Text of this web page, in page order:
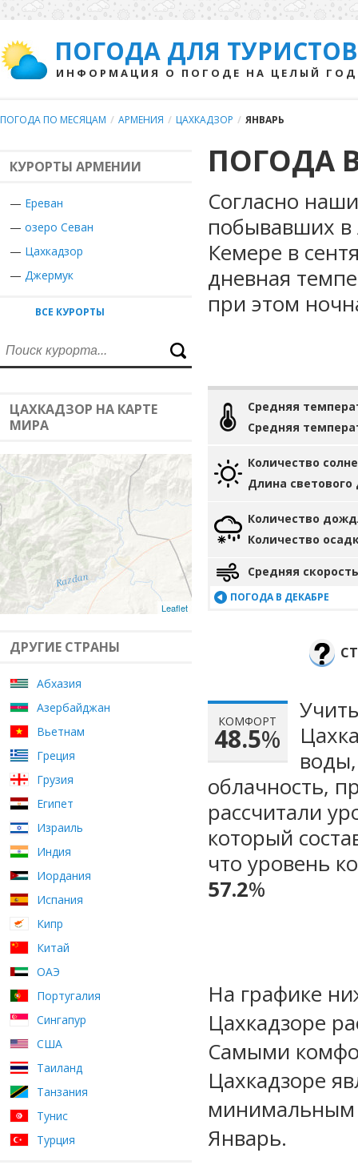
ПОГОДА ДЛЯ ТУРИСТОВ
ИНФОРМАЦИЯ О ПОГОДЕ НА ЦЕЛЫЙ ГОД
ПОГОДА ПО МЕСЯЦАМ / АРМЕНИЯ / ЦАХКАДЗОР / ЯНВАРЬ
КУРОРТЫ АРМЕНИИ
— Ереван
— озеро Севан
— Цахкадзор
— Джермук
ВСЕ КУРОРТЫ
ЦАХКАДЗОР НА КАРТЕ
МИРА
Leaflet
ДРУГИЕ СТРАНЫ
Абхазия
Азербайджан
Вьетнам
Греция
Грузия
Египет
Израиль
Индия
Иордания
Испания
Кипр
Китай
ОАЭ
Португалия
Сингапур
США
Таиланд
Танзания
Тунис
Турция
ПОГОДА
Согласно
побывавших в
Кемере в
дневная
при этом
Средняя
Средняя
Количество
Длина светового
Количество
Количество
Средняя
ПОГОДА В ДЕКАБРЕ
КОМФОРТ
48.5%
облачность,
рассчитали
который
что уровень
57.2%
На графике
Цахкадзоре
Самыми
Цахкадзоре
минимальным
Январь.